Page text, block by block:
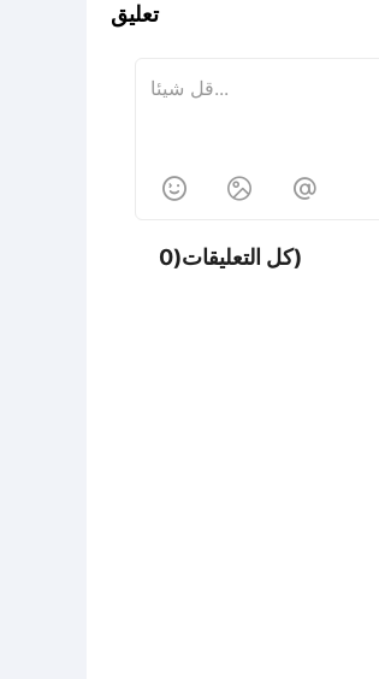
تعليق
  
كل التعليقات(0)